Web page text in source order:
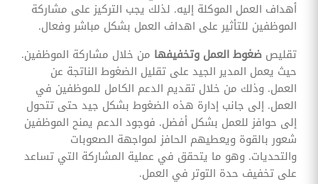
أهداف العمل الموكلة إليه. لذلك يجب التركيز على مشاركة
الموظفين للتأثير على اهداف العمل بشكل مباشر وفعال.
تقليص ضغوط العمل وتخفيفها من خلال مشاركة الموظفين.
حيث يعمل المدير الجيد على تقليل الضغوط الناتجة عن
العمل. وذلك من خلال تقديم الدعم الكامل للموظفين في
العمل. إلى جانب إدارة هذه الضغوط بشكل جيد حتى تتحول
إلى حوافز للعمل بشكل أفضل. فوجود الدعم يمنح الموظفين
شعور بالقوة ويعطيهم الحافز لمواجهة الصعوبات
والتحديات. وهو ما يتحقق في عملية المشاركة التي تساعد
على تخفيف حدة التوتر في العمل.